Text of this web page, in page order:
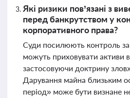
Які ризики пов’язані з
перед банкрутством у
корпоративного права?
Суди посилюють контроль за
можуть приховувати активи
застосовуючи доктрину
Дарування майна близьким
період» може бути визнане